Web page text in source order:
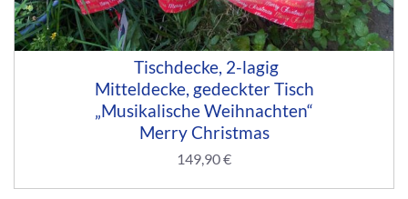
Tischdecke, 2-lagig
Mitteldecke, gedeckter Tisch
„Musikalische Weihnachten“
Merry Christmas
149,90€